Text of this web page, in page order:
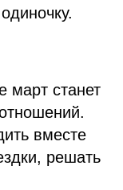
март станет
вместе
решать